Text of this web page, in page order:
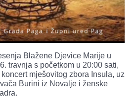
Blažene Djevice Marije u
travnja s početkom u 20:00 sati,
mješovitog zbora Insula, uz
Burini iz Novalje i ženske